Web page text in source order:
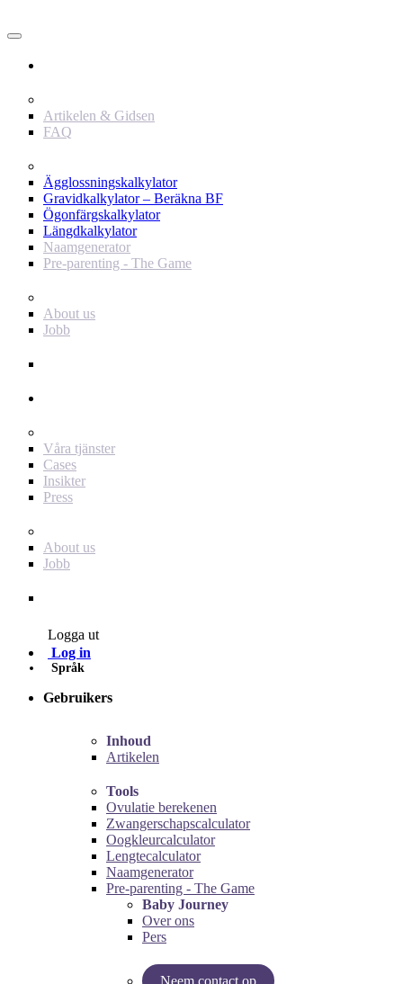
Artikelen & Gidsen
FAQ
Ägglossningskalkylator
Gravidkalkylator – Beräkna BF
Ögonfärgskalkylator
Längdkalkylator
Naamgenerator
Pre-parenting - The Game
About us
Jobb
Våra tjänster
Cases
Insikter
Press
About us
Jobb
Logga ut
Log in
Språk
Gebruikers
Inhoud
Artikelen
Tools
Ovulatie berekenen
Zwangerschapscalculator
Oogkleurcalculator
Lengtecalculator
Naamgenerator
Pre-parenting - The Game
Baby Journey
Over ons
Pers
Neem contact op